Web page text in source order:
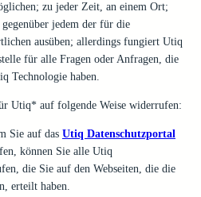
zu jeder Zeit, an einem Ort;
jedem der für die
ausüben; allerdings fungiert Utiq
für alle Fragen oder Anfragen, die
Technologie haben.
Utiq* auf folgende Weise widerrufen:
Sie auf das Utiq Datenschutzportal
können Sie alle Utiq
die Sie auf den Webseiten, die die
erteilt haben.